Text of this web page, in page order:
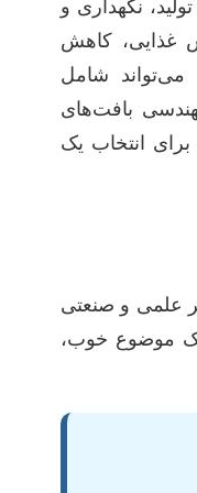
نگهداری و
غذایی، کاهش
می‌تواند شامل
بافت‌های
انتخاب یک
علمی و صنعتی
یک موضوع خوب،